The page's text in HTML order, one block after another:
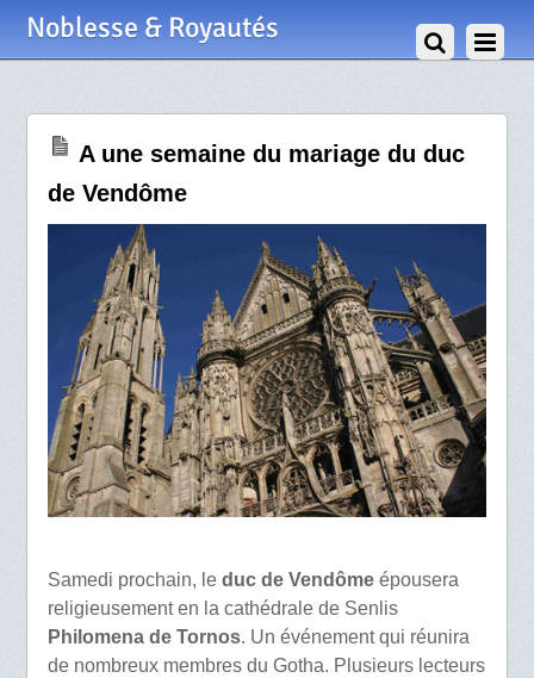
Noblesse & Royautés
A une semaine du mariage du duc
de Vendôme
Samedi prochain, le duc de Vendômeépousera
religieusement en la cathédrale de Senlis
Philomena de Tornos. Un événement qui réunira
de nombreux membres du Gotha. Plusieurs lecteurs